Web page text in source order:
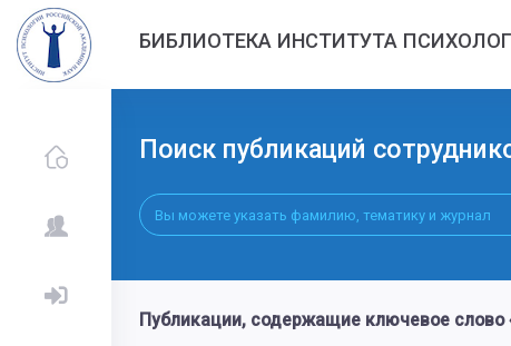
БИБЛИОТЕКА ИНСТИТУТА
Поиск публикаций
Публикации, содержащие ключевое